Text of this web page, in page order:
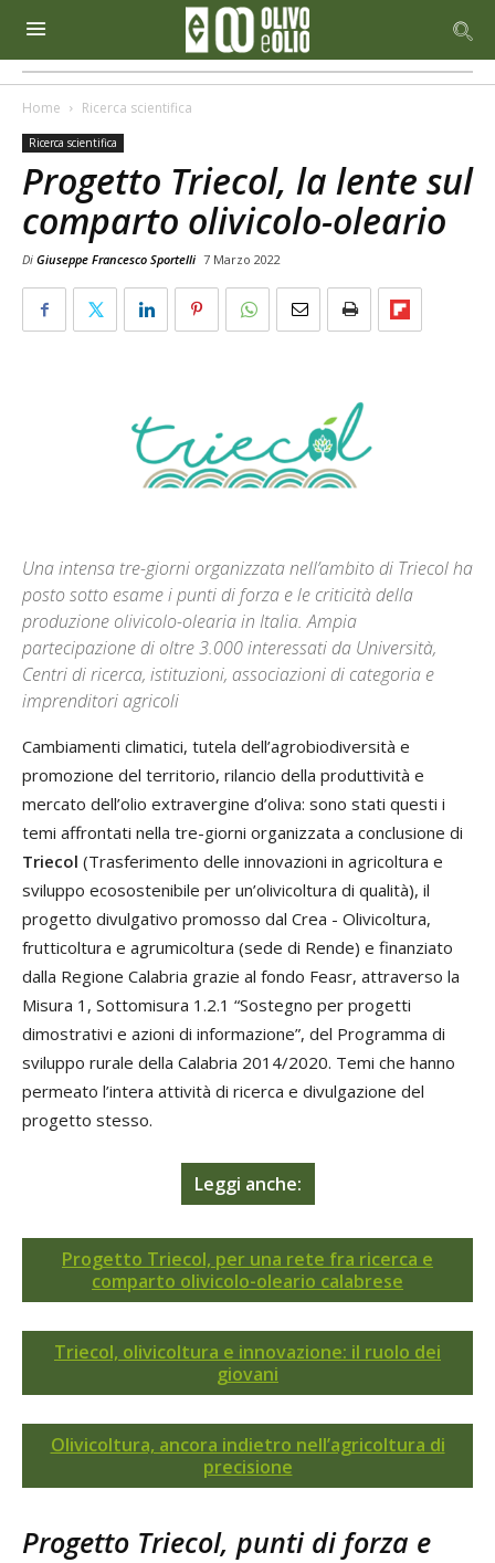
Home Ricerca scientifica
Ricerca scientifica
Progetto Triecol, la lente sul
comparto olivicolo-oleario
Di Giuseppe Francesco Sportelli 7 Marzo 2022
Una intensa tre-giorni organizzata nell’ambito di Triecol ha
posto sotto esame i punti di forza e le criticità della
produzione olivicolo-olearia in Italia. Ampia
partecipazione di oltre 3.000 interessati da Università,
Centri di ricerca, istituzioni, associazioni di categoria e
imprenditori agricoli
Cambiamenti climatici, tutela dell’agrobiodiversità e
promozione del territorio, rilancio della produttività e
mercato dell’olio extravergine d’oliva: sono stati questi i
temi affrontati nella tre-giorni organizzata a conclusione di
Triecol (Trasferimento delle innovazioni in agricoltura e
sviluppo ecosostenibile per un’olivicoltura di qualità), il
progetto divulgativo promosso dal Crea - Olivicoltura,
frutticoltura e agrumicoltura (sede di Rende) e finanziato
dalla Regione Calabria grazie al fondo Feasr, attraverso la
Misura 1, Sottomisura 1.2.1 “Sostegno per progetti
dimostrativi e azioni di informazione”, del Programma di
sviluppo rurale della Calabria 2014/2020. Temi che hanno
permeato l’intera attività di ricerca e divulgazione del
progetto stesso.
Leggi anche:
Progetto Triecol, per una rete fra ricerca e
comparto olivicolo-oleario calabrese
Triecol, olivicoltura e innovazione: il ruolo dei
giovani
Olivicoltura, ancora indietro nell’agricoltura di
precisione
Progetto Triecol, punti di forza e